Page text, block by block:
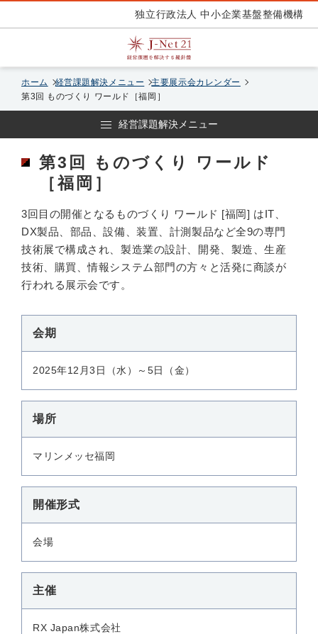
独立行政法人 中小企業基盤整備機構
ホーム 経営課題解決メニュー
主要展示会カレンダー
第3回 ものづくり ワールド［福岡］
経営課題解決メニュー
第3回 ものづくり ワールド
［福岡］
3回目の開催となるものづくり ワールド [福岡] はIT、
DX製品、部品、設備、装置、計測製品など全9の専門
技術展で構成され、製造業の設計、開発、製造、生産
技術、購買、情報システム部門の方々と活発に商談が
行われる展示会です。
会期
2025年12月3日（水）～5日（金）
場所
マリンメッセ福岡
開催形式
会場
主催
RX Japan株式会社